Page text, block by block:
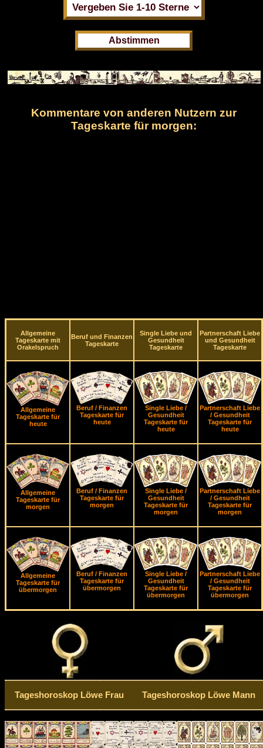
Kommentare von anderen Nutzern zur
Tageskarte für morgen:
Allgemeine
Tageskarte mit
Orakelspruch
Beruf und Finanzen
Tageskarte
Single Liebe und
Gesundheit
Tageskarte
Partnerschaft Liebe
und Gesundheit
Tageskarte
Allgemeine
Tageskarte für
heute
Beruf / Finanzen
Tageskarte für
heute
Single Liebe /
Gesundheit
Tageskarte für
heute
Partnerschaft Liebe
/ Gesundheit
Tageskarte für
heute
Allgemeine
Tageskarte für
morgen
Beruf / Finanzen
Tageskarte für
morgen
Single Liebe /
Gesundheit
Tageskarte für
morgen
Partnerschaft Liebe
/ Gesundheit
Tageskarte für
morgen
Allgemeine
Tageskarte für
übermorgen
Beruf / Finanzen
Tageskarte für
übermorgen
Single Liebe /
Gesundheit
Tageskarte für
übermorgen
Partnerschaft Liebe
/ Gesundheit
Tageskarte für
übermorgen
Tageshoroskop Löwe Frau Tageshoroskop Löwe Mann